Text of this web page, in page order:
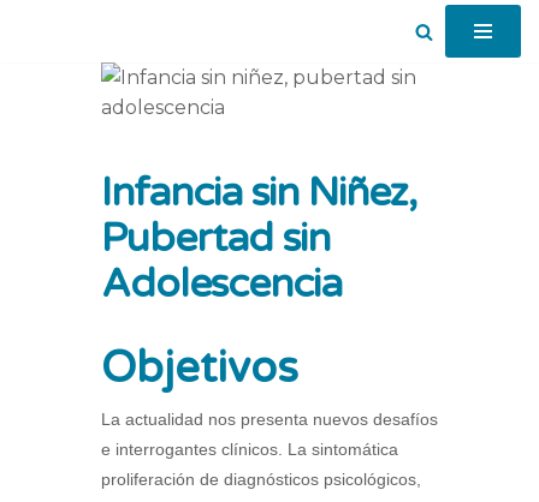
Infancia sin Niñez,
Pubertad sin
Adolescencia
Objetivos
La actualidad nos presenta nuevos desafíos
e interrogantes clínicos. La sintomática
proliferación de diagnósticos psicológicos,